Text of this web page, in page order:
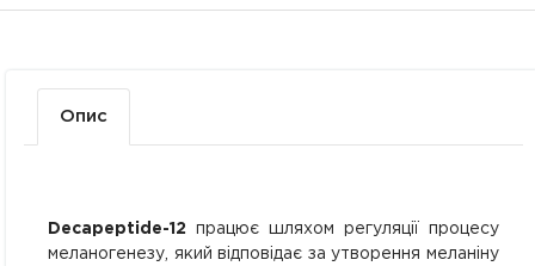
Опис
Decapeptide-12 працює шляхом регуляції процесу
меланогенезу, який відповідає за утворення меланіну